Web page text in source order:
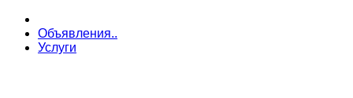
Объявления..
Услуги